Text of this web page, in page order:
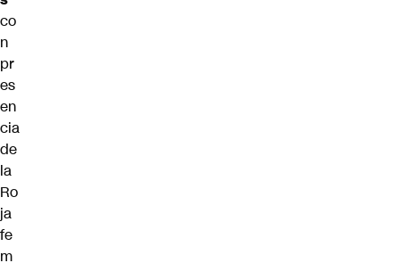
co
n
pr
es
en
cia
de
la
Ro
ja
fe
m